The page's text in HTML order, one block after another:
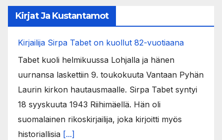
Kirjat Ja Kustantamot
Kirjailija Sirpa Tabet on kuollut 82-vuotiaana
Tabet kuoli helmikuussa Lohjalla ja hänen
uurnansa laskettiin 9. toukokuuta Vantaan Pyhän
Laurin kirkon hautausmaalle. Sirpa Tabet syntyi
18 syyskuuta 1943 Riihimäellä. Hän oli
suomalainen rikoskirjailija, joka kirjoitti myös
historiallisia [...]